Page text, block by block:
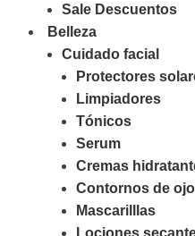
Sale Descuentos
Belleza
Cuidado facial
Protectores
Limpiadores
Tónicos
Serum
Cremas
Contornos de
Mascarilllas
Lociones